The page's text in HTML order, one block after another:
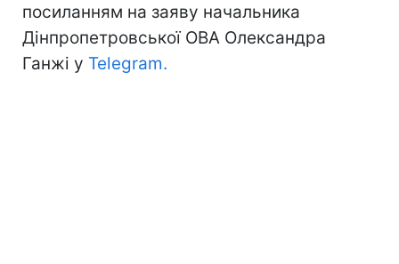
посиланням на заяву начальника
Дінпропетровської ОВА Олександра
Ганжі у Telegram.